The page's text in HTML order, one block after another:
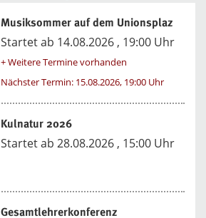
Musiksommer auf dem Unionsplaz
Startet ab 14.08.2026 , 19:00 Uhr
+ Weitere Termine vorhanden
Nächster Termin: 15.08.2026, 19:00 Uhr
Kulnatur 2026
Startet ab 28.08.2026 , 15:00 Uhr
Gesamtlehrerkonferenz